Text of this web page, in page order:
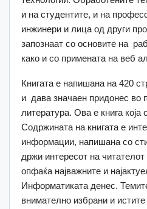
и на студентите, и на
инжинери и лица од други
запознаат со основите на
како и со примената на веб
Книгата е напишана на 420
и дава значаен придонес во
литература. Ова е книга која
Содржината на книгата е
информации, напишана со
држи интересот на
опфаќа најважните и
Информатиката денес.
внимателно избрани и